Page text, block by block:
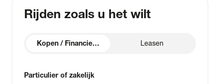
Rijden zoals u het wilt
Kopen / Financieren Leasen
Particulier of zakelijk